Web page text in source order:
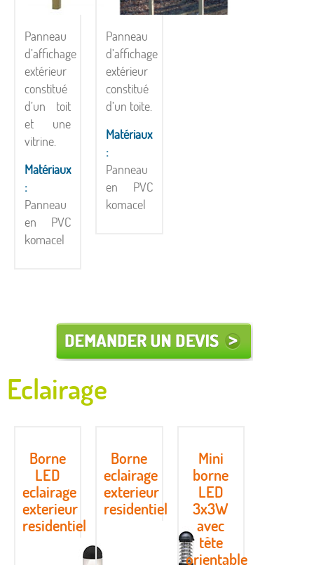
Panneau
d’affichage
extérieur
constitué
d’un toit
et une
vitrine.
Matériaux
:
Panneau
en PVC
komacel
Panneau
d’affichage
extérieur
constitué
d’un toite.
Matériaux
:
Panneau
en PVC
komacel
Eclairage
Borne
LED
eclairage
exterieur
residentiel
Borne
eclairage
exterieur
residentiel
Mini
borne
LED
3x3W
avec
tête
orientable